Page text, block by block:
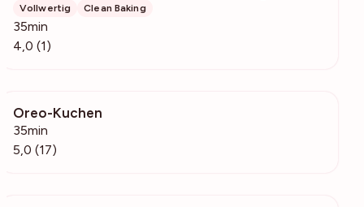
Vollwertig Clean Baking
35min
4,0 (1)
Oreo-Kuchen
35min
5,0 (17)